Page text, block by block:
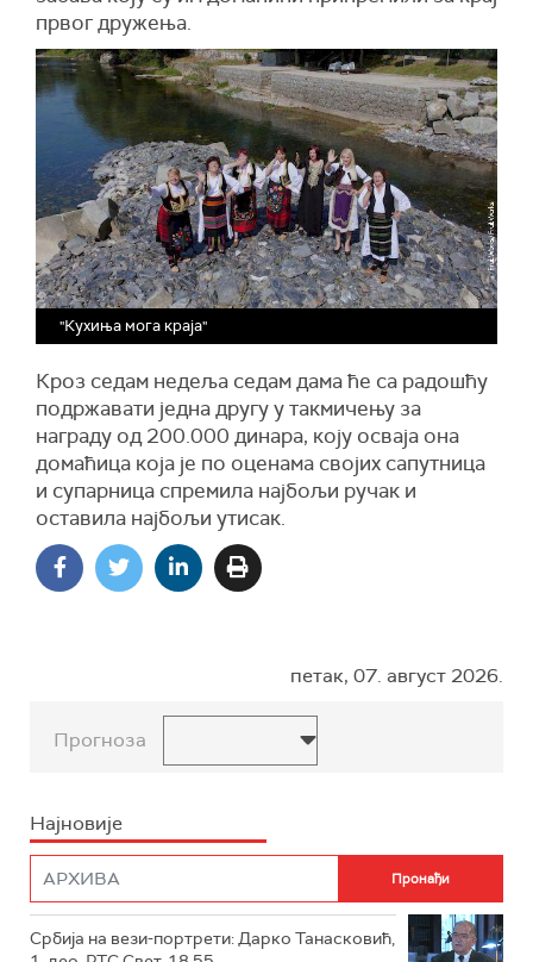
првог дружења.
"Кухиња мога краја"
Кроз седам недеља седам дама ће са радошћу
подржавати једна другу у такмичењу за
награду од 200.000 динара, коју осваја она
домаћица која је по оценама својих сапутница
и супарница спремила најбољи ручак и
оставила најбољи утисак.
петак, 07. август 2026.
Прогноза
Најновије
Србија на вези-портрети: Дарко Танасковић,